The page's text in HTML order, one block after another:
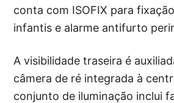
conta com ISOFIX para
infantis e alarme antifurto
A visibilidade traseira é
câmera de ré integrada à
conjunto de iluminação inclui